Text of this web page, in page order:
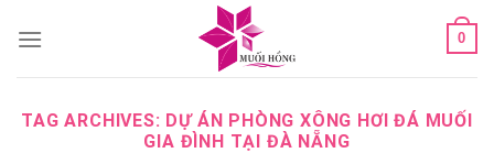
0
TAG ARCHIVES: DỰ ÁN PHÒNG XÔNG HƠI ĐÁ MUỐI
GIA ĐÌNH TẠI ĐÀ NẴNG